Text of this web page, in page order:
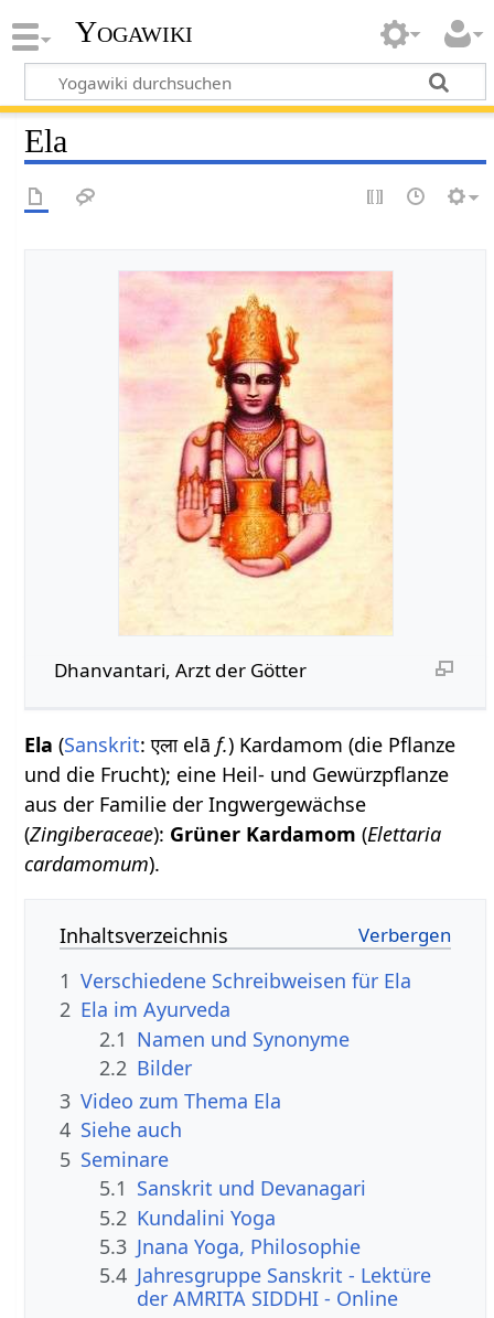
Yogawiki
Ela
Dhanvantari, Arzt der Götter
Ela (Sanskrit: एला elāf.) Kardamom (die Pflanze
und die Frucht); eine Heil- und Gewürzpflanze
aus der Familie der Ingwergewächse
(Zingiberaceae): Grüner Kardamom (Elettaria
cardamomum).
Inhaltsverzeichnis
1 Verschiedene Schreibweisen für Ela
2 Ela im Ayurveda
2.1 Namen und Synonyme
2.2 Bilder
3 Video zum Thema Ela
4 Siehe auch
5 Seminare
5.1 Sanskrit und Devanagari
5.2 Kundalini Yoga
5.3 Jnana Yoga, Philosophie
5.4 Jahresgruppe Sanskrit - Lektüre
der AMRITA SIDDHI - Online